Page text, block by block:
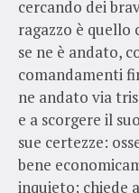
cercando dei
ragazzo è quello
se ne è andato,
comandamenti
ne andato via
e a scorgere il
sue certezze:
bene
inquieto; chiede